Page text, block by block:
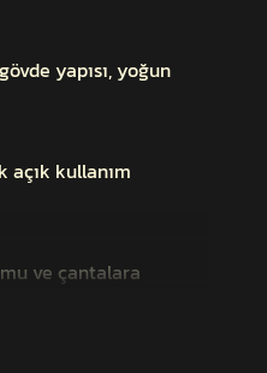
yapısı, yoğun
açık kullanım
ve çantalara
hacimli tasarımı